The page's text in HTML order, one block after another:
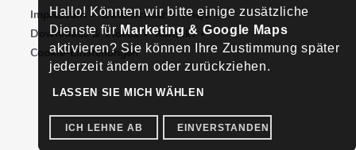
Impressum Datenschutz
FAQs
Downloads & Videos
Kontakt
Cookie-Einstellungen
Hallo! Könnten wir bitte einige zusätzliche
Dienste für Marketing & Google Maps
aktivieren? Sie können Ihre Zustimmung später
jederzeit ändern oder zurückziehen.
LASSEN SIE MICH WÄHLEN
ICH LEHNE AB EINVERSTANDEN